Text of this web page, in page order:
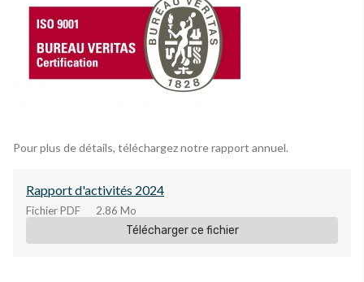
Pour plus de détails, téléchargez notre rapport annuel.
Rapport d'activités 2024
FichierPDF 2.86 Mo
Télécharger ce fichier